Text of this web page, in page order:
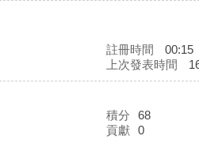
註冊時間
00:15
上次發表時間
積分
68
貢獻 0